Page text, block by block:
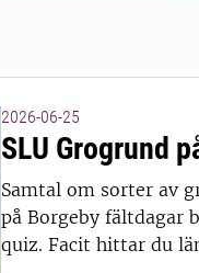
2026-06-25
SLU Grogrund
Samtal om sorter av
på Borgeby fältdagar
quiz. Facit hittar du